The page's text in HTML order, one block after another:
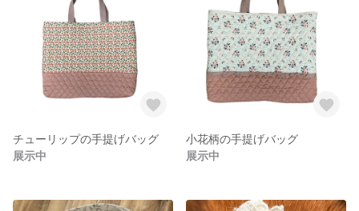
チューリップの手提げバッグ
展示中
小花柄の手提げバッグ
展示中